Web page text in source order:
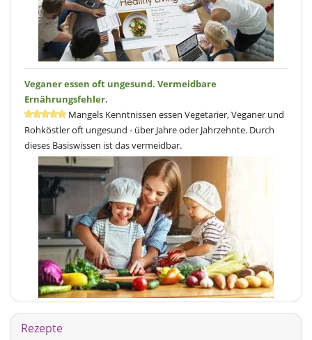
Veganer essen oft ungesund. Vermeidbare
Ernährungsfehler.
Mangels Kenntnissen essen Vegetarier, Veganer und
Rohköstler oft ungesund - über Jahre oder Jahrzehnte. Durch
dieses Basiswissen ist das vermeidbar.
Rezepte